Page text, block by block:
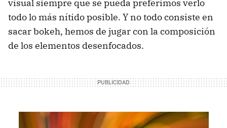
visual siempre que se pueda preferimos verlo
todo lo más nítido posible. Y no todo consiste en
sacar bokeh, hemos de jugar con la composición
de los elementos desenfocados.